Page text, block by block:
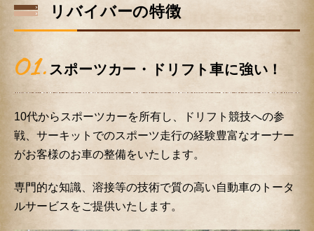
リバイバーの特徴
01. スポーツカー・ドリフト車に強い！
10代からスポーツカーを所有し、ドリフト競技への参
戦、サーキットでのスポーツ走行の経験豊富なオーナー
がお客様のお車の整備をいたします。
専門的な知識、溶接等の技術で質の高い自動車のトータ
ルサービスをご提供いたします。